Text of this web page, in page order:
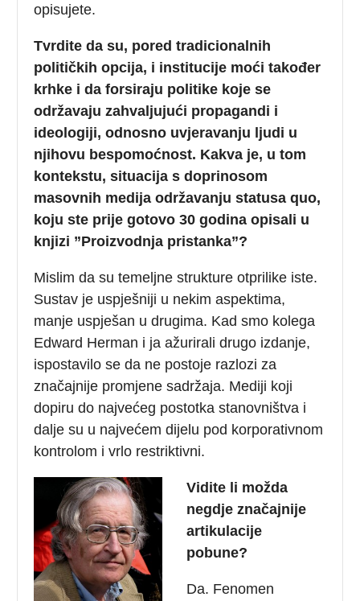
opisujete.
Tvrdite da su, pored tradicionalnih
političkih opcija, i institucije moći također
krhke i da forsiraju politike koje se
održavaju zahvaljujući propagandi i
ideologiji, odnosno uvjeravanju ljudi u
njihovu bespomoćnost. Kakva je, u tom
kontekstu, situacija s doprinosom
masovnih medija održavanju statusa quo,
koju ste prije gotovo 30 godina opisali u
knjizi ”Proizvodnja pristanka”?
Mislim da su temeljne strukture otprilike iste.
Sustav je uspješniji u nekim aspektima,
manje uspješan u drugima. Kad smo kolega
Edward Herman i ja ažurirali drugo izdanje,
ispostavilo se da ne postoje razlozi za
značajnije promjene sadržaja. Mediji koji
dopiru do najvećeg postotka stanovništva i
dalje su u najvećem dijelu pod korporativnom
kontrolom i vrlo restriktivni.
Vidite li možda
negdje značajnije
artikulacije
pobune?
Da. Fenomen